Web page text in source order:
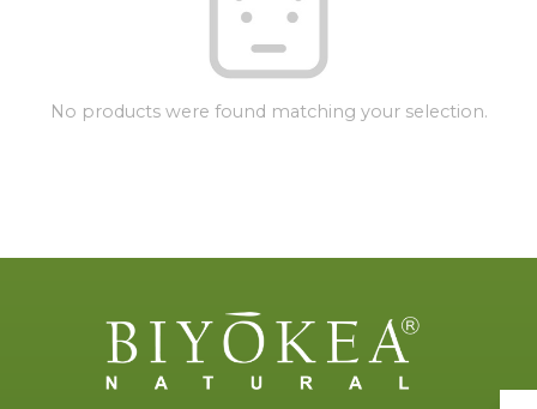
No products were found matching your selection.